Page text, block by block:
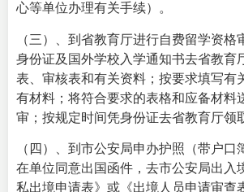
心等单位办理有关手续）。
（三）、到省教育厅进行自费留学资格
身份证及国外学校入学通知书去省教育
表、审核表和有关资料；按要求填写有
有材料；将符合要求的表格和应备材料
审；按规定时间凭身份证去省教育厅领
（四）、到市公安局申办护照（带户口
在单位同意出国函件，去市公安局出入
私出境申请表》或《出境人员申请审查